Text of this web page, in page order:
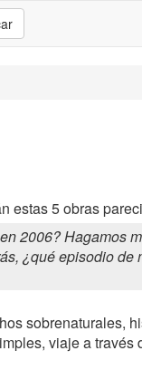
estas 5 obras
2006? Hagamos
¿qué episodio
sobrenaturales,
viaje a través